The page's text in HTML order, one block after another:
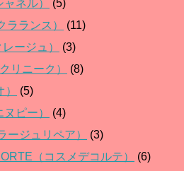
ネル）
(5)
ラランス）
(11)
ージュ）
(3)
リニーク）
(8)
(5)
ピー）
(4)
ージュリペア）
(3)
（コスメデコルテ）
(6)